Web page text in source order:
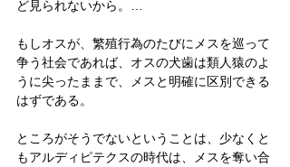
ど見られないから。…
もしオスが、繁殖行為のたびにメスを巡って
争う社会であれば、オスの犬歯は類人猿のよ
うに尖ったままで、メスと明確に区別できる
はずである。
ところがそうでないということは、少なくと
もアルディピテクスの時代は、メスを奪い合